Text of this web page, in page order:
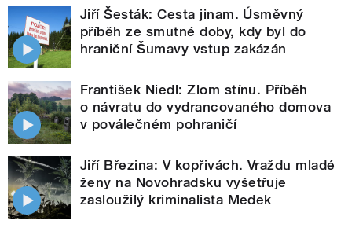
Jiří Šesták: Cesta jinam. Úsměvný
příběh ze smutné doby, kdy byl do
hraniční Šumavy vstup zakázán
František Niedl: Zlom stínu. Příběh
o návratu do vydrancovaného domova
v poválečném pohraničí
Jiří Březina: V kopřivách. Vraždu mladé
ženy na Novohradsku vyšetřuje
zasloužilý kriminalista Medek